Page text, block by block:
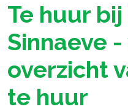
Te huur
Sinnaeve
overzicht
te huur